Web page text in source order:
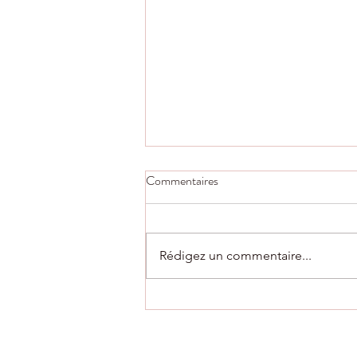
AG du club vendredi 10 juillet à
Commentaires
Rédigez un commentaire...